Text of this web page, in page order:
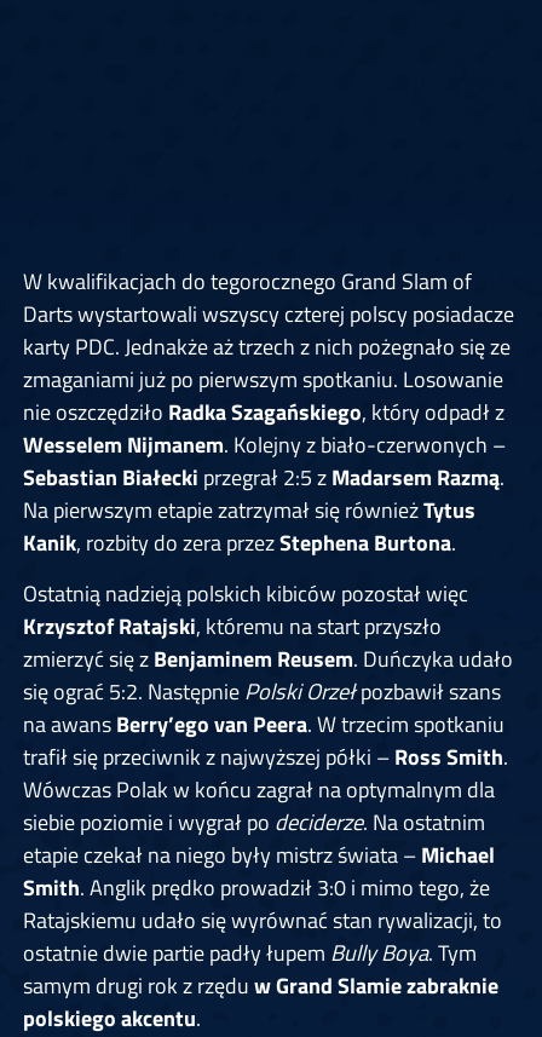
W kwalifikacjach do tegorocznego Grand Slam of
Darts wystartowali wszyscy czterej polscy posiadacze
karty PDC. Jednakże aż trzech z nich pożegnało się ze
zmaganiami już po pierwszym spotkaniu. Losowanie
nie oszczędziło Radka Szagańskiego, który odpadł z
Wesselem Nijmanem. Kolejny z biało-czerwonych –
Sebastian Białecki przegrał 2:5 zMadarsem Razmą.
Na pierwszym etapie zatrzymał się równieżTytus
Kanik, rozbity do zera przezStephena Burtona.
Ostatnią nadzieją polskich kibiców pozostał więc
Krzysztof Ratajski, któremu na start przyszło
zmierzyć się zBenjaminem Reusem. Duńczyka udało
się ograć 5:2. NastępniePolski Orzełpozbawił szans
na awansBerry’ego van Peera. W trzecim spotkaniu
trafił się przeciwnik z najwyższej półki –Ross Smith.
Wówczas Polak w końcu zagrał na optymalnym dla
siebie poziomie i wygrał po deciderze. Na ostatnim
etapie czekał na niego były mistrz świata –Michael
Smith. Anglik prędko prowadził 3:0 i mimo tego, że
Ratajskiemu udało się wyrównać stan rywalizacji, to
ostatnie dwie partie padły łupem Bully Boya. Tym
samym drugi rok z rzęduw Grand Slamie zabraknie
polskiego akcentu.